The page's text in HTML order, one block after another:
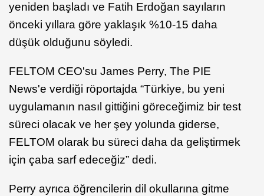
yeniden başladı ve Fatih Erdoğan sayıların
önceki yıllara göre yaklaşık %10-15 daha
düşük olduğunu söyledi.
FELTOM CEO'su James Perry, The PIE
News'e verdiği röportajda “Türkiye, bu yeni
uygulamanın nasıl gittiğini göreceğimiz bir test
süreci olacak ve her şey yolunda giderse,
FELTOM olarak bu süreci daha da geliştirmek
için çaba sarf edeceğiz” dedi.
Perry ayrıca öğrencilerin dil okullarına gitme